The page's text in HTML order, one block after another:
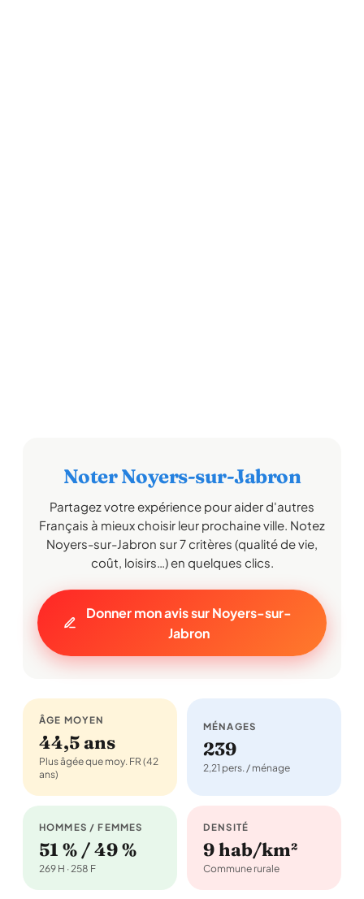
Noter Noyers-sur-Jabron
Partagez votre expérience pour aider d'autres
Français à mieux choisir leur prochaine ville. Notez
Noyers-sur-Jabron sur 7 critères (qualité de vie,
coût, loisirs…) en quelques clics.
Donner mon avis sur Noyers-sur-
Jabron
ÂGE MOYEN
44,5 ans
Plus âgée que moy. FR (42
ans)
MÉNAGES
239
2,21 pers. / ménage
HOMMES / FEMMES
51 % / 49 %
269 H · 258 F
DENSITÉ
9 hab/km²
Commune rurale